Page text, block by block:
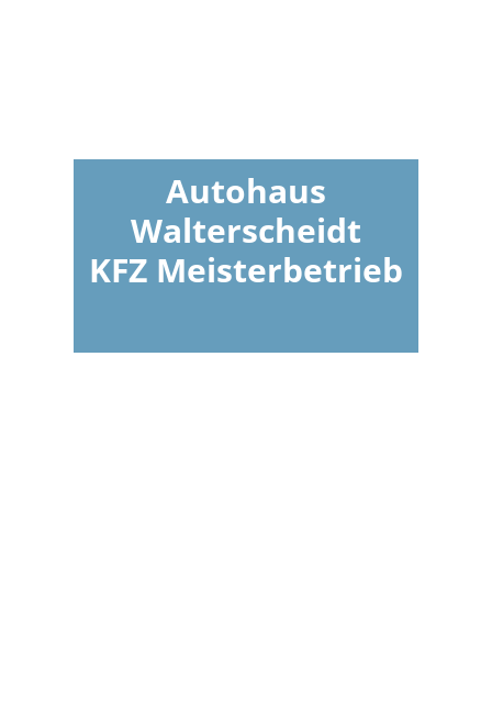
Autohaus
Walterscheidt
KFZ Meisterbetrieb